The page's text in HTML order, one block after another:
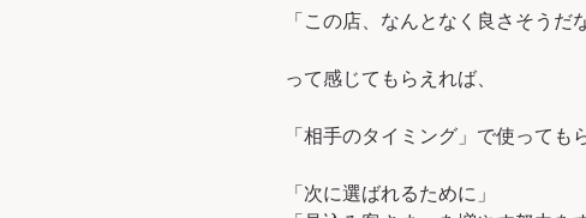
「この店、なんとなく良さそうだ
って感じてもらえれば、
「相手のタイミング」で使っても
「次に選ばれるために」